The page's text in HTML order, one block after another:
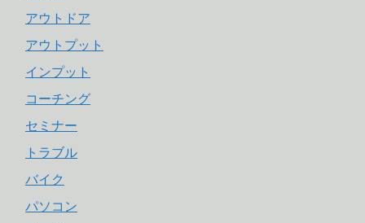
アウトドア
アウトプット
インプット
コーチング
セミナー
トラブル
バイク
パソコン